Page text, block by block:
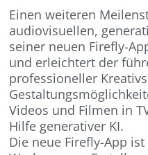
Einen weiteren
audiovisuellen,
seiner neuen Firefly-
und erleichtert der
professioneller
Videos und Filmen in
Hilfe generativer KI.
Die neue Firefly-App